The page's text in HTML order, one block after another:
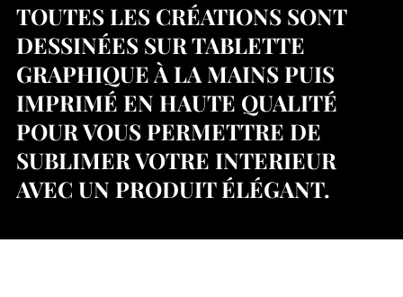
TOUTES LES CRÉATIONS SONT
DESSINÉES SUR TABLETTE
GRAPHIQUE À LA MAINS PUIS
IMPRIMÉ EN HAUTE QUALITÉ
POUR VOUS PERMETTRE DE
SUBLIMER VOTRE INTERIEUR
AVEC UN PRODUIT ÉLÉGANT.